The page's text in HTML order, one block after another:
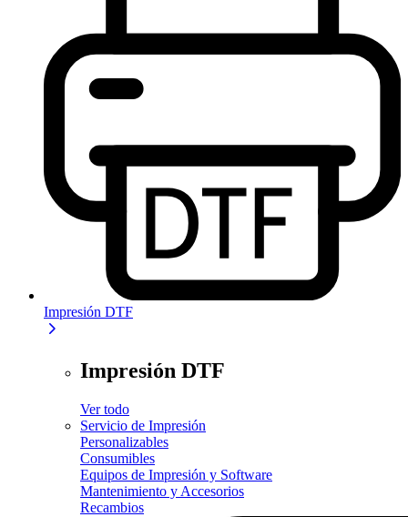
Impresión DTF
Impresión DTF
Ver todo
Servicio de Impresión
Personalizables
Consumibles
Equipos de Impresión y Software
Mantenimiento y Accesorios
Recambios